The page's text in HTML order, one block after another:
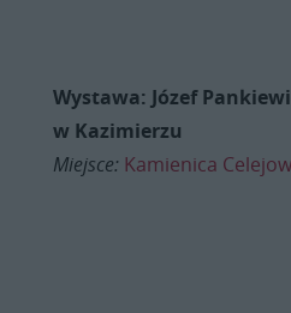
Wystawa: Józef
w Kazimierzu
Miejsce: Kamienica